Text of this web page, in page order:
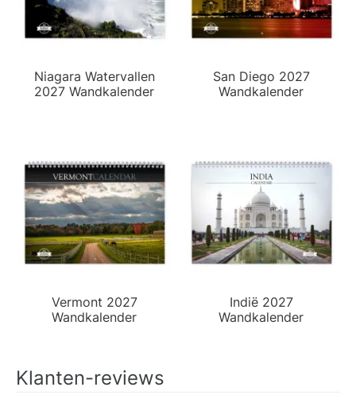
Niagara Watervallen
2027 Wandkalender
San Diego 2027
Wandkalender
Vermont 2027
Wandkalender
Indië 2027
Wandkalender
Klanten-reviews